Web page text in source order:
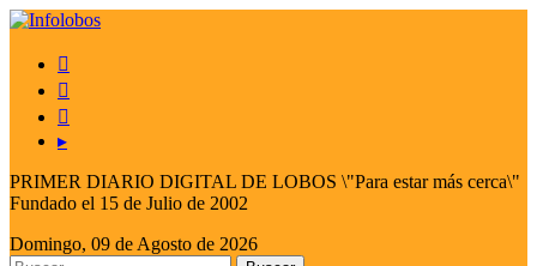



▸
PRIMER DIARIO DIGITAL DE LOBOS \"Para estar más cerca\"
Fundado el 15 de Julio de 2002
Domingo, 09 de Agosto de 2026